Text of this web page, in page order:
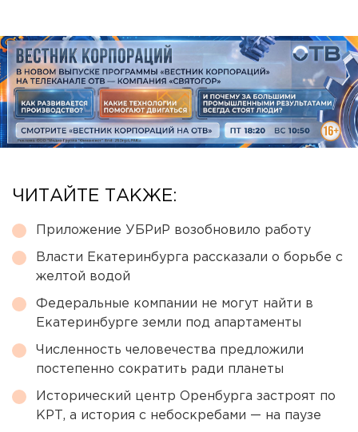
ЧИТАЙТЕ ТАКЖЕ:
Приложение УБРиР возобновило работу
Власти Екатеринбурга рассказали о борьбе с
желтой водой
Федеральные компании не могут найти в
Екатеринбурге земли под апартаменты
Численность человечества предложили
постепенно сократить ради планеты
Исторический центр Оренбурга застроят по
КРТ, а история с небоскребами — на паузе